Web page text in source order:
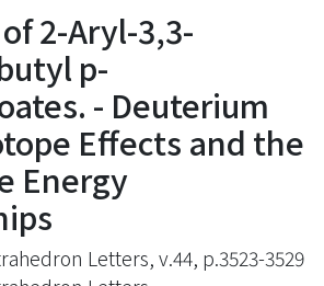
2-Aryl-3,3-
p-
- Deuterium
Effects and the
Energy
Letters, v.44, p.3523-3529